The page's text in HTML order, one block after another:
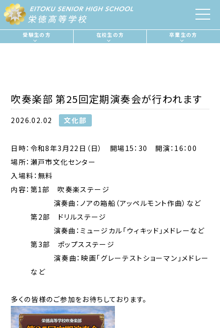
受験生の方 在校生の方 卒業生の方
吹奏楽部 第25回定期演奏会が行われます
2026.02.02 文化部
日時：令和8年3月22日（日） 開場15：30 開演：16：00
場所：瀬戸市文化センター
入場料：無料
内容：第1部 吹奏楽ステージ
演奏曲：ノアの箱船（アッペルモント作曲）など
第2部 ドリルステージ
演奏曲：ミュージカル「ウィキッド」メドレーなど
第3部 ポップスステージ
演奏曲：映画「グレーテストショーマン」メドレー
など
多くの皆様のご参加をお待ちしております。